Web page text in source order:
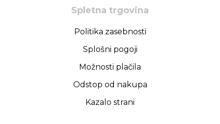
Spletna trgovina
Politika zasebnosti
Splošni pogoji
Možnosti plačila
Odstop od nakupa
Kazalo strani